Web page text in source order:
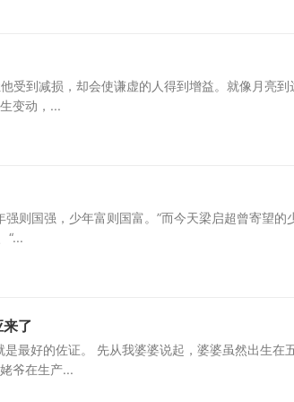
受到减损，却会使谦虚的人得到增益。就像月亮到
变动，...
则国强，少年富则国富。”而今天梁启超曾寄望的
“...
了
最好的佐证。 先从我婆婆说起，婆婆虽然出生在
爷在生产...